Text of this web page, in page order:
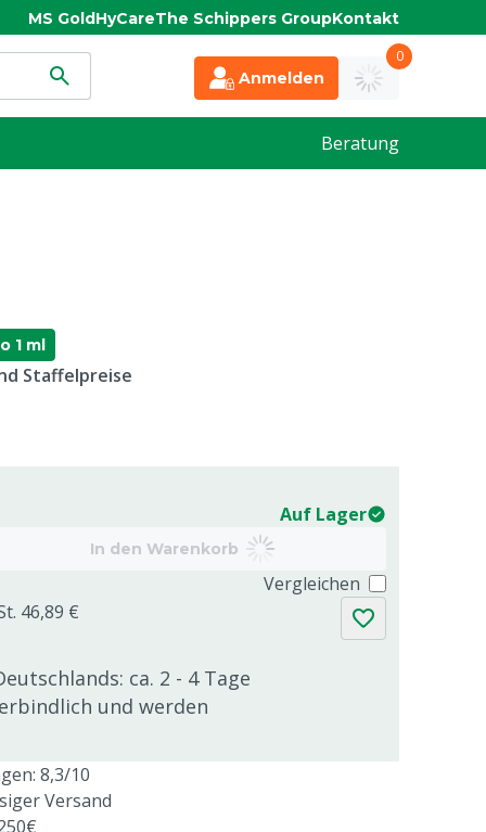
MS GoldHyCareThe Schippers GroupKontakt
Anmelden
0
Beratung
1 ml
Auf Lager
In den Warenkorb
46,89 €
ca. 2 - 4 Tage
und werden
Vergleichen
Staffelpreise
8,3/10
Versand